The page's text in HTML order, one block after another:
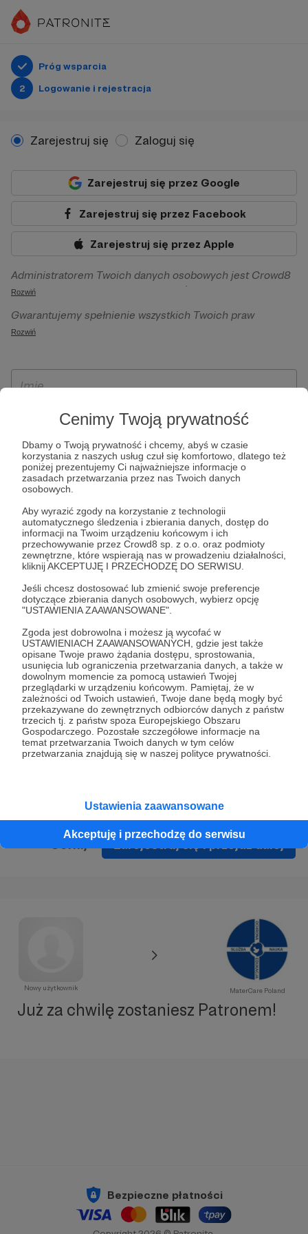
Cenimy Twoją prywatność
Dbamy o Twoją prywatność i chcemy, abyś w czasie
korzystania z naszych usług czuł się komfortowo, dlatego też
poniżej prezentujemy Ci najważniejsze informacje o
zasadach przetwarzania przez nas Twoich danych
osobowych.
Aby wyrazić zgody na korzystanie z technologii
automatycznego śledzenia i zbierania danych, dostęp do
informacji na Twoim urządzeniu końcowym i ich
przechowywanie przez Crowd8 sp. z o.o. oraz podmioty
zewnętrzne, które wspierają nas w prowadzeniu działalności,
kliknij AKCEPTUJĘ I PRZECHODZĘ DO SERWISU.
Jeśli chcesz dostosować lub zmienić swoje preferencje
dotyczące zbierania danych osobowych, wybierz opcję
"USTAWIENIA ZAAWANSOWANE".
Zgoda jest dobrowolna i możesz ją wycofać w
USTAWIENIACH ZAAWANSOWANYCH, gdzie jest także
opisane Twoje prawo żądania dostępu, sprostowania,
usunięcia lub ograniczenia przetwarzania danych, a także w
dowolnym momencie za pomocą ustawień Twojej
przeglądarki w urządzeniu końcowym. Pamiętaj, że w
zależności od Twoich ustawień, Twoje dane będą mogły być
przekazywane do zewnętrznych odbiorców danych z państw
trzecich tj. z państw spoza Europejskiego Obszaru
Gospodarczego. Pozostałe szczegółowe informacje na
temat przetwarzania Twoich danych w tym celów
przetwarzania znajdują się w naszej polityce prywatności.
Ustawienia zaawansowane
Akceptuję i przechodzę do serwisu
Próg wsparcia
2
Logowanie i rejestracja
Zarejestruj się Zaloguj się
Zarejestruj się przez Google
Zarejestruj się przez Facebook
Zarejestruj się przez Apple
Administratorem Twoich danych osobowych jest Crowd8
sp. z o.o. z siedziba w Warszawie, ul. Żwirki i Wigury 16, 02-
092 Warszawa. Twoje dane osobowe będą przetwarzane w
szczególności w celu wykonania umowy zawartej z Tobą, w
Patronite.pl, w tym możliwości dokonywania oraz
otrzymywania wsparcia na naszej platformie oraz
Rozwiń
Gwarantujemy spełnienie wszystkich Twoich praw
wynikających z ogólnego rozporządzenia o ochronie
ich przenoszenia, niepodlegania zautomatyzowanemu
wyrażenia sprzeciwu wobec przetwarzania Twoich danych
osobowych. Rejestracja dla osób niepełnoletnich możliwa
jest po przekazaniu podpisanego formularza "Zgodna na
założenie konta przez osobę niepełnoletnią", formularz
dostępny jest na stronie regulaminu Patronite.pl.
Rozwiń
* Zapoznałem się i akceptujęRegulaminserwisu oraz
* Wyrażam zgodę na przetwarzanie moich danych
osobowych podanych w formularzu rejestracyjnym w celu
prawidłowego świadczenia usług serwisu Patronite.
Wyrażam zgodę na otrzymywanie drogą elektroniczną
informacji handlowych - newslettera. Opcja ta może zostać
zmieniona w ustawieniach konta.
Zarejestruj się i przejdź dalej
Nowy użytkownik MaterCare Poland
Już za chwilę zostaniesz Patronem!
Bezpieczne płatności